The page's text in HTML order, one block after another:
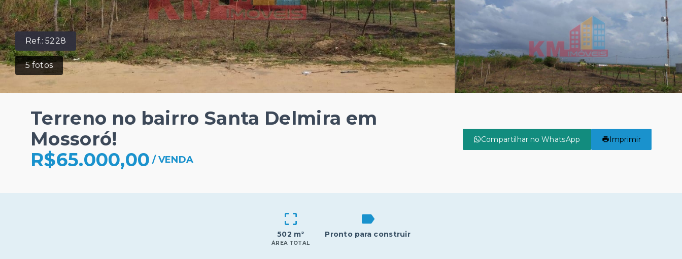
Ref.:5228
5fotos
Terreno no bairro Santa Delmira em
Mossoró!
R$65.000,00 /VENDA
Compartilhar no WhatsApp Imprimir
502 m²
ÁREA TOTAL
Pronto para construir